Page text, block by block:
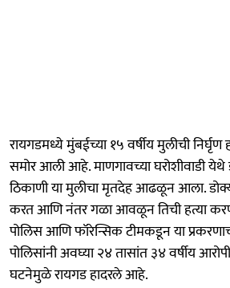
रायगडमध्ये मुंबईच्या १५ वर्षीय मुलीची निर्घृण
समोर आली आहे. माणगावच्या घरोशीवाडी येथे
ठिकाणी या मुलीचा मृतदेह आढळून आला.
करत आणि नंतर गळा आवळून तिची हत्या
पोलिस आणि फॉरेन्सिक टीमकडून या
पोलिसांनी अवघ्या २४ तासांत ३४ वर्षीय
घटनेमुळे रायगड हादरले आहे.